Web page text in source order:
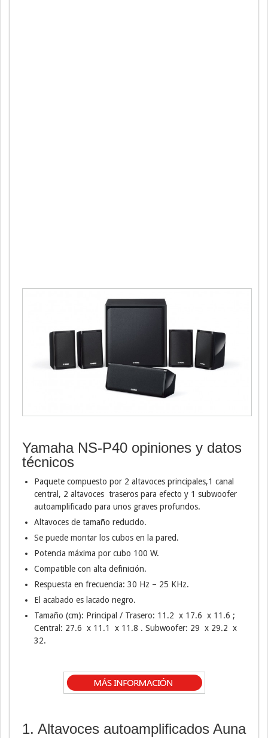
Yamaha NS-P40 opiniones y datos
técnicos
Paquete compuesto por 2 altavoces principales,1 canal
central, 2 altavoces traseros para efecto y 1 subwoofer
autoamplificado para unos graves profundos.
Altavoces de tamaño reducido.
Se puede montar los cubos en la pared.
Potencia máxima por cubo 100 W.
Compatible con alta definición.
Respuesta en frecuencia: 30 Hz – 25 KHz.
El acabado es lacado negro.
Tamaño (cm): Principal / Trasero: 11.2 x 17.6 x 11.6 ;
Central: 27.6 x 11.1 x 11.8 . Subwoofer: 29 x 29.2 x
32.
1. Altavoces autoamplificados Auna